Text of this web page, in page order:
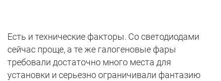
Есть и технические факторы. Со светодиодами
сейчас проще, а те же галогеновые фары
требовали достаточно много места для
установки и серьезно ограничивали фантазию